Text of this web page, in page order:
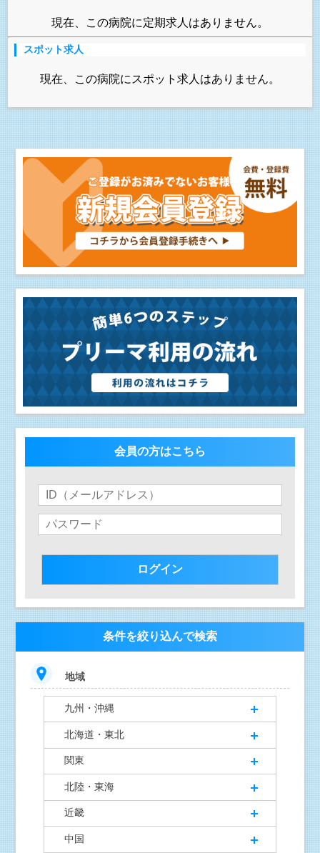
現在、この病院に定期求人はありません。
スポット求人
現在、この病院にスポット求人はありません。
会員の方はこちら
条件を絞り込んで検索
地域
九州・沖縄
北海道・東北
関東
北陸・東海
近畿
中国